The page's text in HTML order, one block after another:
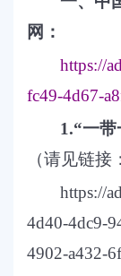
网：
https://
fc49-4d67-
1.“一
（请见链接 ：
https://
4d40-4dc9-
4902-a432-